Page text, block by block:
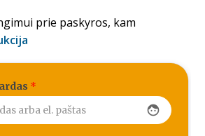
prie paskyros, kam
*
face